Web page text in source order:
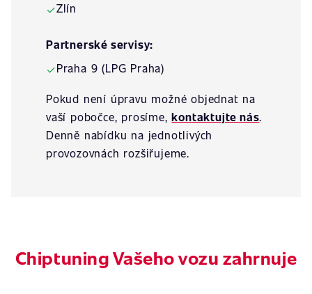
✓Zlín
Partnerské servisy:
✓Praha 9 (LPG Praha)
Pokud není úpravu možné objednat na
vaší pobočce, prosíme,kontaktujte nás.
Denně nabídku na jednotlivých
provozovnách rozšiřujeme.
Chiptuning Vašeho vozu zahrnuje